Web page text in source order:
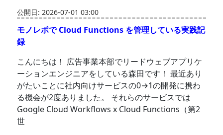
公開日: 2026-07-01 03:00
モノレポで Cloud Functions を管理している実践記
録
こんにちは！ 広告事業本部でリードウェブアプリケ
ーションエンジニアをしている森田です！ 最近あり
がたいことに社内向けサービスの0→1の開発に携わ
る機会が2度ありました。 それらのサービスでは
Google Cloud Workflows x Cloud Functions（第2
世